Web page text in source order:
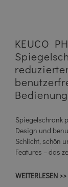
KEUCO
Bedienung
Spiegelschrank
Design und
Schlicht, schön
Features – das
WEITERLESEN >>